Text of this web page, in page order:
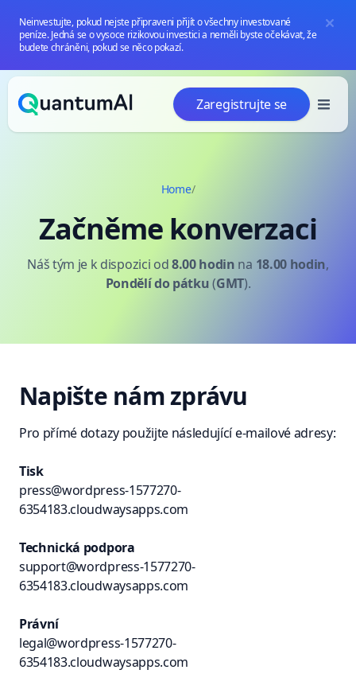
Neinvestujte, pokud nejste připraveni přijít o všechny investované
peníze. Jedná se o vysoce rizikovou investici a neměli byste očekávat, že
budete chráněni, pokud se něco pokazí.
Přeskočit na obsah
Zaregistrujte se
Home/
Začněme konverzaci
Náš tým je k dispozici od8.00 hodin na 18.00 hodin,
Pondělído pátku(GMT).
Napište nám zprávu
Pro přímé dotazy použijte následující e-mailové adresy:
Tisk
press@wordpress-1577270-
6354183.cloudwaysapps.com
Technická podpora
support@wordpress-1577270-
6354183.cloudwaysapps.com
Právní
legal@wordpress-1577270-
6354183.cloudwaysapps.com